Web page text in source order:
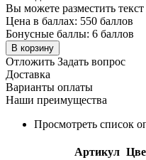
Вы можете разместить
Цена в баллах: 550 баллов
Бонусные баллы: 6 баллов
В корзину
Отложить Задать вопрос
Доставка
Варианты оплаты
Наши преимущества
Просмотреть список
Артикул